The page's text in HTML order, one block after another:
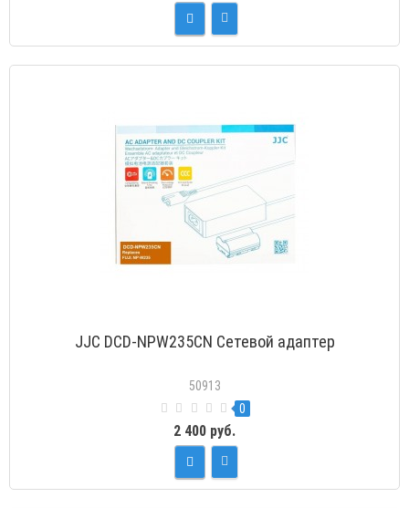
JJC DCD-NPW235CN Сетевой адаптер
50913
0
2 400 руб.